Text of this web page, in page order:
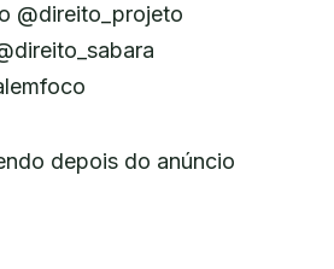
@direito_projeto
depois do anúncio